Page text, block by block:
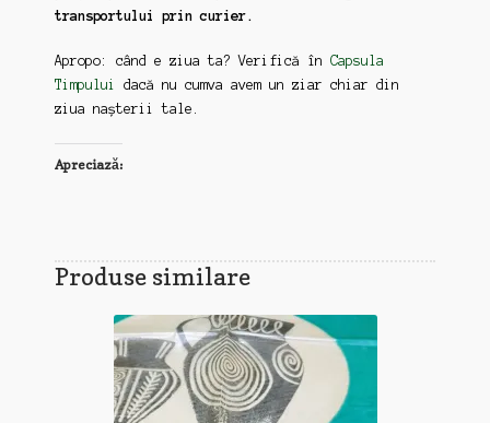
transportului prin curier.
Apropo: când e ziua ta? Verifică în Capsula
Timpului
dacă nu cumva avem un ziar chiar din
ziua nașterii tale.
Apreciază:
Produse similare